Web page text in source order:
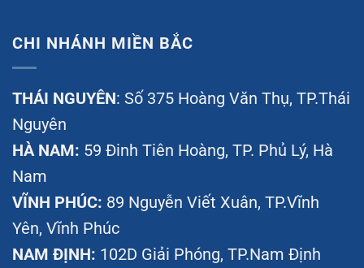
CHI NHÁNH MIỀN BẮC
THÁI NGUYÊN: Số 375 Hoàng Văn Thụ, TP.Thái
Nguyên
HÀ NAM: 59 Đinh Tiên Hoàng, TP. Phủ Lý, Hà
Nam
VĨNH PHÚC: 89 Nguyễn Viết Xuân, TP.Vĩnh
Yên, Vĩnh Phúc
NAM ĐỊNH: 102D Giải Phóng, TP.Nam Định